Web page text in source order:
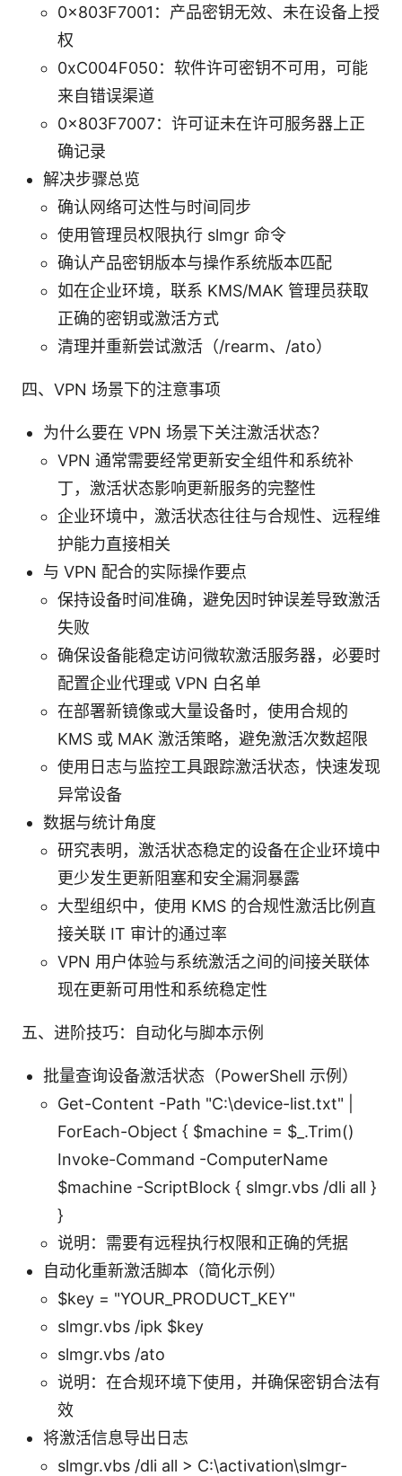
0x803F7001：产品密钥无效、未在设备上授
权
0xC004F050：软件许可密钥不可用，可能
来自错误渠道
0x803F7007：许可证未在许可服务器上正
确记录
解决步骤总览
确认网络可达性与时间同步
使用管理员权限执行 slmgr 命令
确认产品密钥版本与操作系统版本匹配
如在企业环境，联系 KMS/MAK 管理员获取
正确的密钥或激活方式
清理并重新尝试激活（/rearm、/ato）
四、VPN 场景下的注意事项
为什么要在 VPN 场景下关注激活状态？
VPN 通常需要经常更新安全组件和系统补
丁，激活状态影响更新服务的完整性
企业环境中，激活状态往往与合规性、远程维
护能力直接相关
与 VPN 配合的实际操作要点
保持设备时间准确，避免因时钟误差导致激活
失败
确保设备能稳定访问微软激活服务器，必要时
配置企业代理或 VPN 白名单
在部署新镜像或大量设备时，使用合规的
KMS 或 MAK 激活策略，避免激活次数超限
使用日志与监控工具跟踪激活状态，快速发现
异常设备
数据与统计角度
研究表明，激活状态稳定的设备在企业环境中
更少发生更新阻塞和安全漏洞暴露
大型组织中，使用 KMS 的合规性激活比例直
接关联 IT 审计的通过率
VPN 用户体验与系统激活之间的间接关联体
现在更新可用性和系统稳定性
五、进阶技巧：自动化与脚本示例
批量查询设备激活状态（PowerShell 示例）
Get-Content -Path "C:\device-list.txt" |
ForEach-Object { $machine = $_.Trim()
Invoke-Command -ComputerName
$machine -ScriptBlock { slmgr.vbs /dli all }
}
说明：需要有远程执行权限和正确的凭据
自动化重新激活脚本（简化示例）
$key = "YOUR_PRODUCT_KEY"
slmgr.vbs /ipk $key
slmgr.vbs /ato
说明：在合规环境下使用，并确保密钥合法有
效
将激活信息导出日志
slmgr.vbs /dli all > C:\activation\slmgr-